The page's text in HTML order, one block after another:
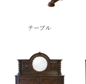
テーブル